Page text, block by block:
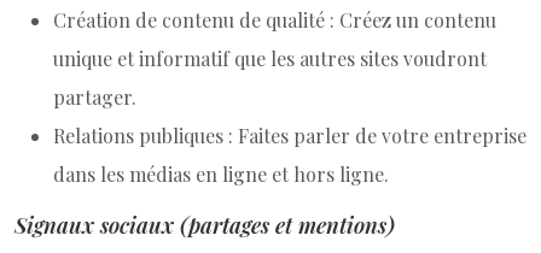
Création de contenu de qualité : Créez un contenu
unique et informatif que les autres sites voudront
partager.
Relations publiques : Faites parler de votre entreprise
dans les médias en ligne et hors ligne.
Signaux sociaux (partages et mentions)